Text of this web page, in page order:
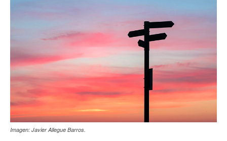
Imagen: Javier Allegue Barros.